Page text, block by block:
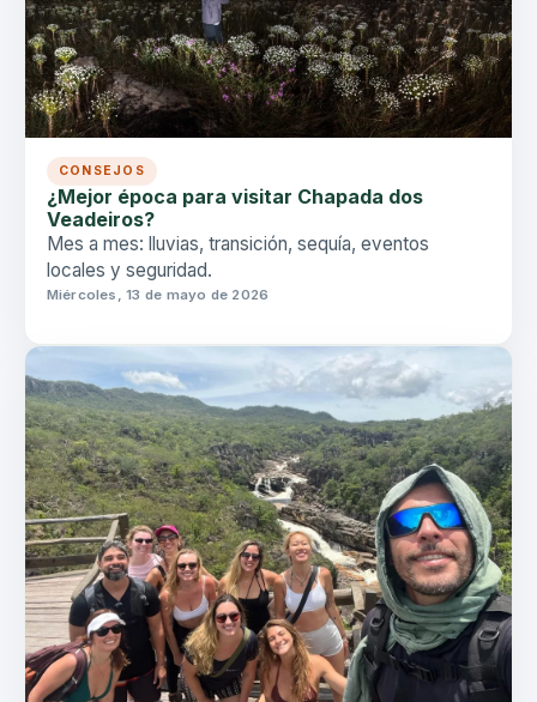
CONSEJOS
¿Mejor época para visitar Chapada dos
Veadeiros?
Mes a mes: lluvias, transición, sequía, eventos
locales y seguridad.
Miércoles, 13 de mayo de 2026